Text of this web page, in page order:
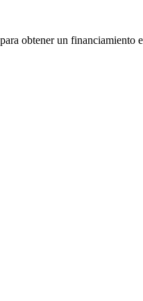
obtener un financiamiento